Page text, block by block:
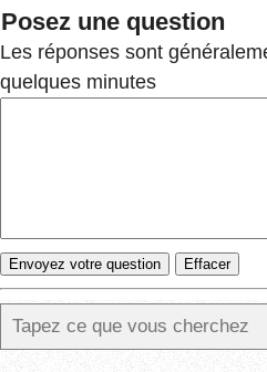
Posez une question
Les réponses sont
quelques minutes